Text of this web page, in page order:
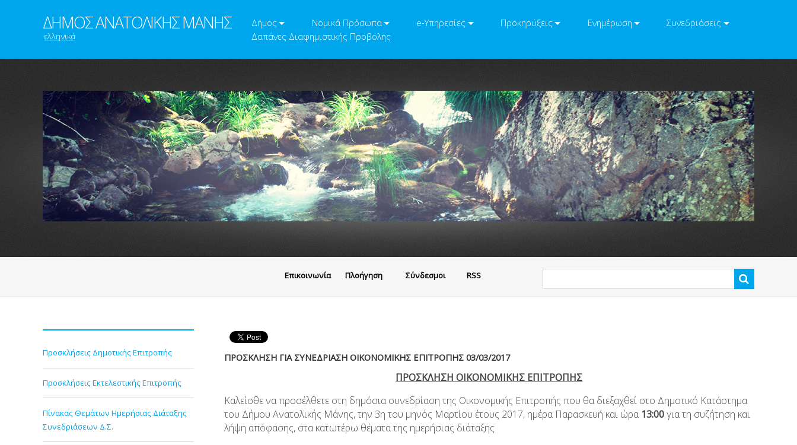
ΔΗΜΟΣ ΑΝΑΤΟΛΙΚΗΣ ΜΑΝΗΣ
ελληνικά
Δήμος Νομικά Πρόσωπα e-Υπηρεσίες Προκηρύξεις Ενημέρωση
Συνεδριάσεις
Δαπάνες Διαφημιστικής Προβολής
Eπικοινωνία Πλοήγηση Σύνδεσμοι RSS
Προσκλήσεις Δημοτικής Επιτροπής
Προσκλήσεις Εκτελεστικής Επιτροπής
Πίνακας Θεμάτων Ημερήσιας Διάταξης
Συνεδριάσεων Δ.Σ.
ΠΡΟΣΚΛΗΣΗ ΓΙΑ ΣΥΝΕΔΡΙΑΣΗ ΟΙΚΟΝΟΜΙΚΗΣ ΕΠΙΤΡΟΠΗΣ 03/03/2017
ΠΡΟΣΚΛΗΣΗ ΟΙΚΟΝΟΜΙΚΗΣ ΕΠΙΤΡΟΠΗΣ
Καλείσθε να προσέλθετε στη δημόσια συνεδρίαση της Οικονομικής Επιτροπής που θα διεξαχθεί στο Δημοτικό Κατάστημα
του Δήμου Ανατολικής Μάνης, την 3η του μηνός Μαρτίου έτους 2017, ημέρα Παρασκευή και ώρα 13:00για τη συζήτηση και
λήψη απόφασης, στα κατωτέρω θέματα της ημερήσιας διάταξης